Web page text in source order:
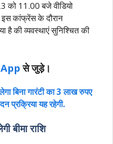
को 11.00 बजे वीडियो
कांफ्रेंस के दौरान
है की व्यवस्थाएं सुनिश्चित की
से जुड़े।
बिना गारंटी का 3 लाख रुपए
प्रक्रिया यह रहेगी.
बीमा राशि